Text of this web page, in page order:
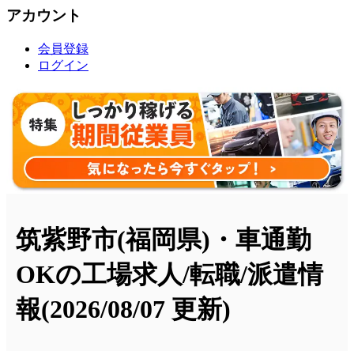
アカウント
会員登録
ログイン
筑紫野市(福岡県)・車通勤
OKの工場求人/転職/派遣情
報(2026/08/07 更新)